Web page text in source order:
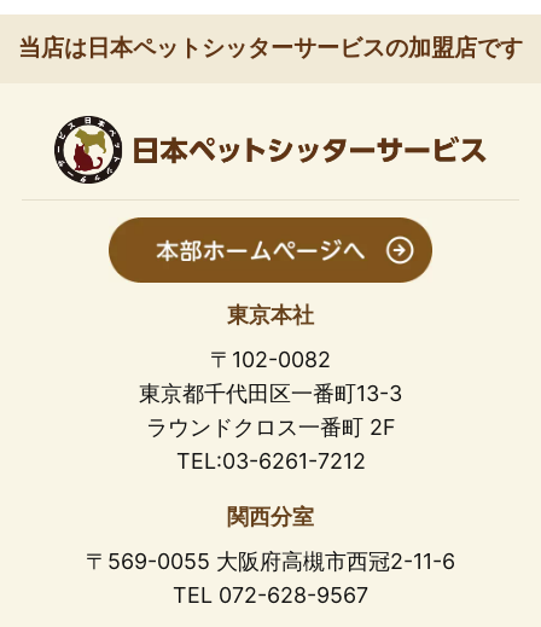
当店は日本ペットシッターサービスの加盟店です
東京本社
〒102-0082
東京都千代田区一番町13-3
ラウンドクロス一番町 2F
TEL:03-6261-7212
関西分室
〒569-0055 大阪府高槻市西冠2-11-6
TEL 072-628-9567